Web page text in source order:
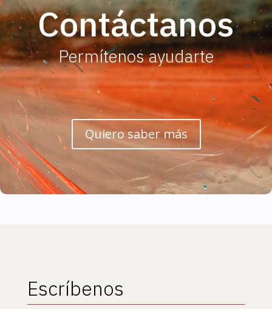
Contáctanos
Permítenos ayudarte
Quiero saber más
Escríbenos